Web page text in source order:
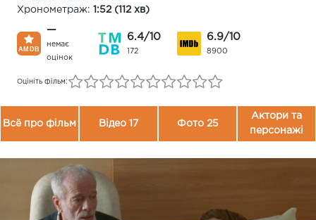
Хронометраж: 1:52 (112 хв)
—
немає
оцінок
6.4/10
172
6.9/10
8900
Оцініть фільм:
Всё про фільм Відео 17 Фото 25
Актори та
персонажі